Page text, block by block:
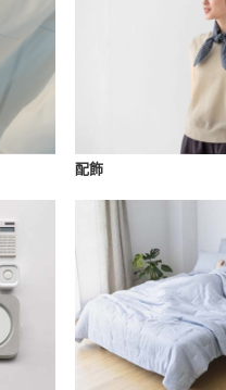
配飾